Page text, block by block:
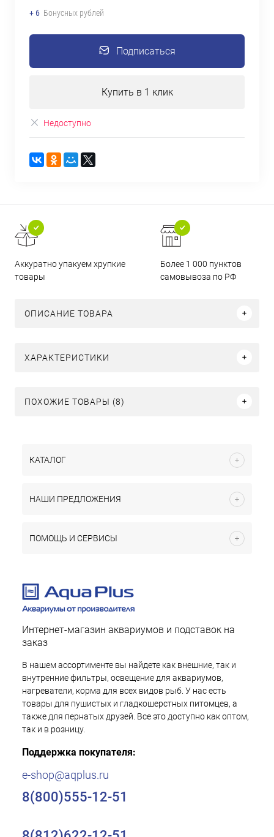
+ 6 Бонусных рублей
Подписаться
Купить в 1 клик
Недоступно
Аккуратно упакуем хрупкие
товары
Более 1 000 пунктов
самовывоза по РФ
ОПИСАНИЕ ТОВАРА
ХАРАКТЕРИСТИКИ
ПОХОЖИЕ ТОВАРЫ (8)
КАТАЛОГ
НАШИ ПРЕДЛОЖЕНИЯ
ПОМОЩЬ И СЕРВИСЫ
Интернет-магазин аквариумов и подставок на
заказ
В нашем ассортименте вы найдете как внешние, так и
внутренние фильтры, освещение для аквариумов,
нагреватели, корма для всех видов рыб. У нас есть
товары для пушистых и гладкошерстных питомцев, а
также для пернатых друзей. Все это доступно как оптом,
так и в розницу.
Поддержка покупателя:
e-shop@aqplus.ru
8(800)555-12-51